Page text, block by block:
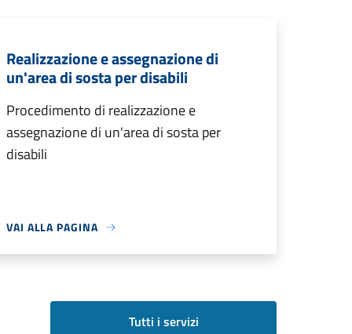
Realizzazione e assegnazione di
un'area di sosta per disabili
Procedimento di realizzazione e
assegnazione di un'area di sosta per
disabili
VAI ALLA PAGINA
Tutti i servizi